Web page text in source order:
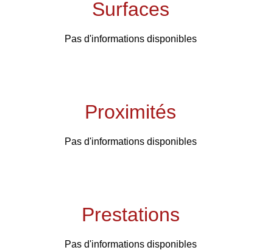
Surfaces
Pas d'informations disponibles
Proximités
Pas d'informations disponibles
Prestations
Pas d'informations disponibles